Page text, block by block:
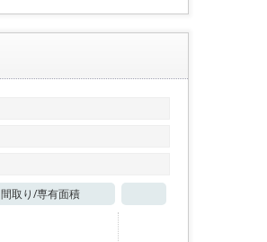
間取り/専有面積